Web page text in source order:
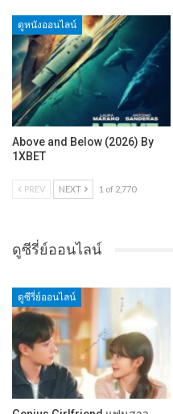
ดูหนังออนไลน์
Above and Below (2026) By
1XBET
PREV NEXT 1 of 2,770
ดูซีรี่ย์ออนไลน์
ดูซีรี่ย์ออนไลน์